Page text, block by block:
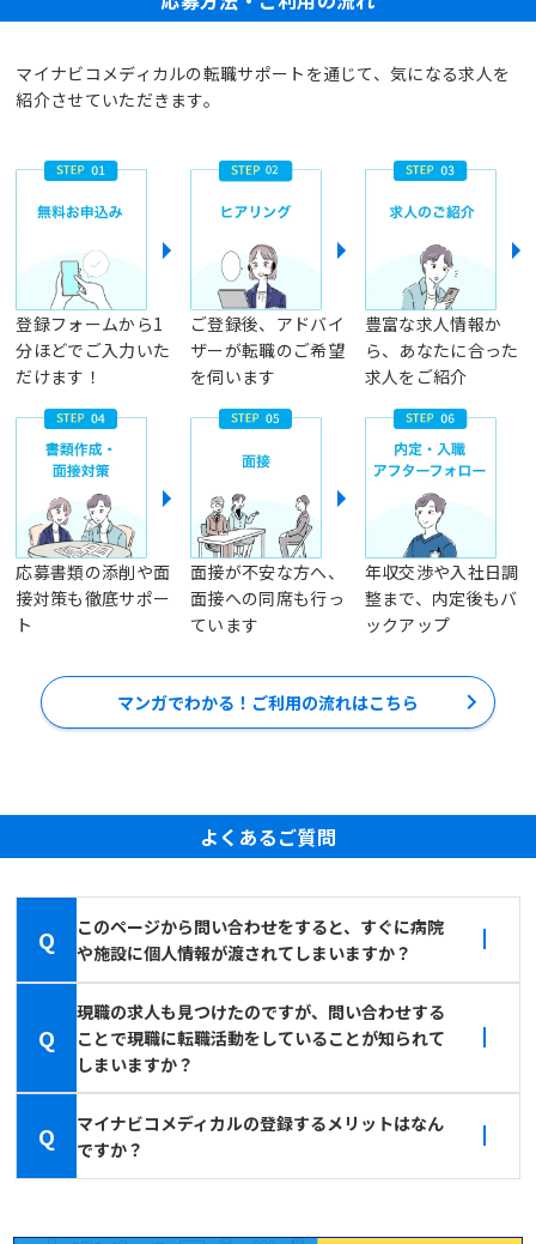
マイナビコメディカルの転職サポートを通じて、気になる求人を
紹介させていただきます。
登録フォームから1
分ほどでご入力いた
だけます！
ご登録後、アドバイ
ザーが転職のご希望
を伺います
豊富な求人情報か
ら、あなたに合った
求人をご紹介
応募書類の添削や面
接対策も徹底サポー
ト
面接が不安な方へ、
面接への同席も行っ
ています
年収交渉や入社日調
整まで、内定後もバ
ックアップ
マンガでわかる！ご利用の流れはこちら
よくあるご質問
Q
このページから問い合わせをすると、すぐに病院
や施設に個人情報が渡されてしまいますか？
Q
現職の求人も見つけたのですが、問い合わせする
ことで現職に転職活動をしていることが知られて
しまいますか？
Q
マイナビコメディカルの登録するメリットはなん
ですか？